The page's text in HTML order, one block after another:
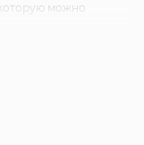
можно